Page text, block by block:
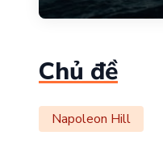
Chủ đề
Napoleon Hill